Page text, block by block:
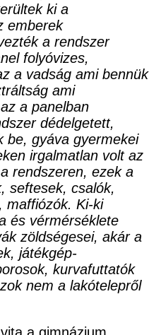
ki a
emberek
a rendszer
folyóvizes,
a vadság ami bennük
ami
a panelban
dédelgetett,
be, gyáva gyermekei
irgalmatlan volt az
rendszeren, ezek a
seftesek, csalók,
maffiózók. Ki-ki
és vérmérséklete
zöldségesei, akár a
játékgép-
kurvafuttatók
nem a lakótelepről